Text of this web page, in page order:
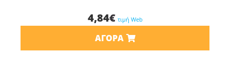
4,84€ τιμή Web
ΑΓΟΡΆ